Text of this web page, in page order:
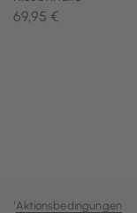
¹Aktionsbedingungen